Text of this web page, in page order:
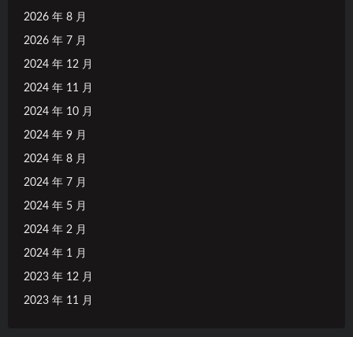
2026 年 8 月
2026 年 7 月
2024 年 12 月
2024 年 11 月
2024 年 10 月
2024 年 9 月
2024 年 8 月
2024 年 7 月
2024 年 5 月
2024 年 2 月
2024 年 1 月
2023 年 12 月
2023 年 11 月